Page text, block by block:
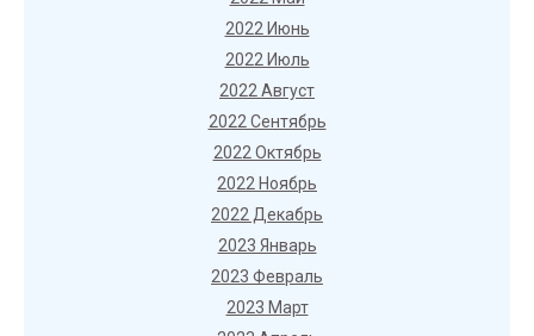
2022 Июнь
2022 Июль
2022 Август
2022 Сентябрь
2022 Октябрь
2022 Ноябрь
2022 Декабрь
2023 Январь
2023 Февраль
2023 Март